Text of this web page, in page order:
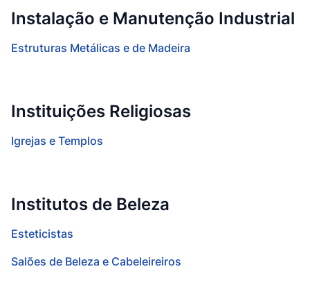
Instalação e Manutenção Industrial
Estruturas Metálicas e de Madeira
Instituições Religiosas
Igrejas e Templos
Institutos de Beleza
Esteticistas
Salões de Beleza e Cabeleireiros